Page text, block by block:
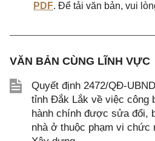
PDF. Để tải văn bản, vui
VĂN BẢN CÙNG LĨNH VỰC
Quyết định 2472/QĐ-
tỉnh Đắk Lắk về việc công
hành chính được sửa đổi,
nhà ở thuộc phạm vi chức